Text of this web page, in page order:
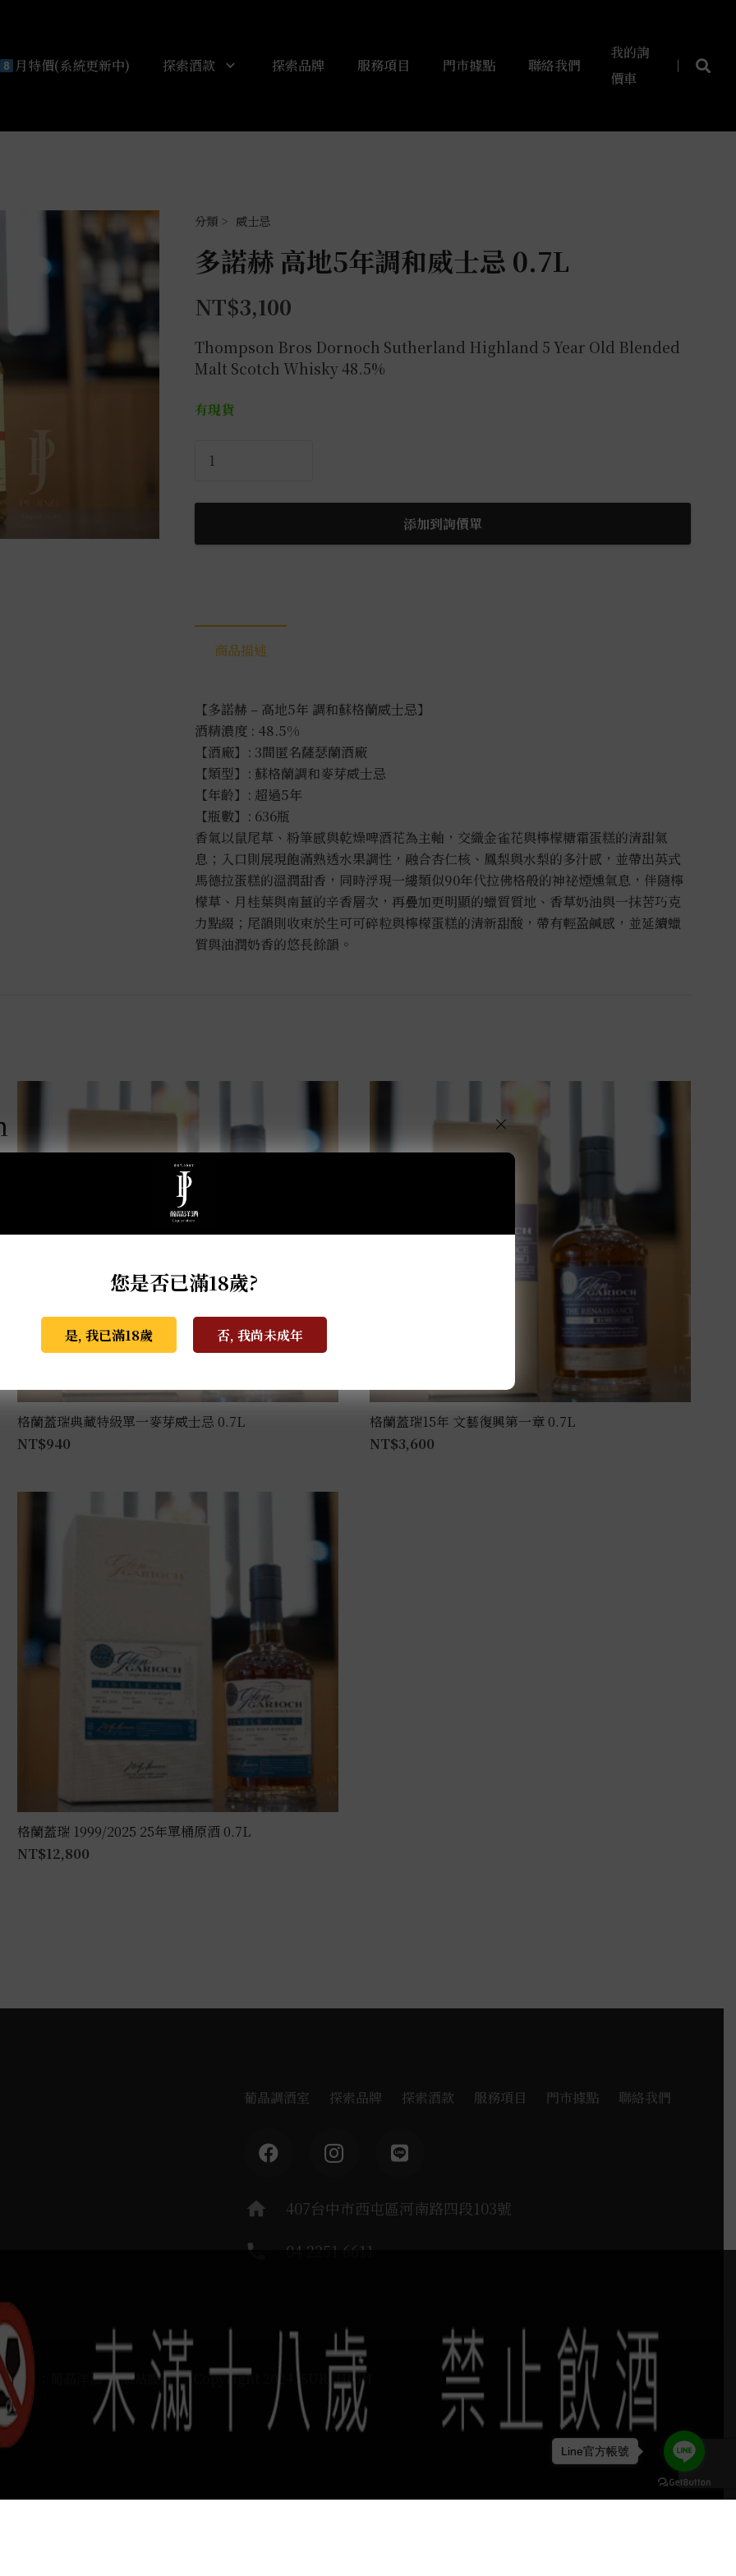
月特價(系統更新中) 探索酒款 探索品牌 服務項目 門市據點 聯絡我們
我的詢
價車
威士忌
多諾赫 高地5年調和威士忌 0.7L
NT$3,100
Thompson Bros Dornoch Sutherland Highland 5 Year Old Blended
Malt Scotch Whisky 48.5%
有現貨
和
0.7L
數
量
添加到詢價單
商品描述
【多諾赫 – 高地5年 調和蘇格蘭威士忌】
酒精濃度 : 48.5%
【酒廠】: 3間匿名薩瑟蘭酒廠
【類型】: 蘇格蘭調和麥芽威士忌
【年齡】: 超過5年
【瓶數】: 636瓶
香氣以鼠尾草、粉筆感與乾燥啤酒花為主軸，交織金雀花與檸檬糖霜蛋糕的清甜氣
息；入口則展現飽滿熟透水果調性，融合杏仁核、鳳梨與水梨的多汁感，並帶出英式
馬德拉蛋糕的溫潤甜香，同時浮現一縷類似90年代拉佛格般的神祕煙燻氣息，伴隨檸
檬草、月桂葉與南薑的辛香層次，再疊加更明顯的蠟質質地、香草奶油與一抹苦巧克
力點綴；尾韻則收束於生可可碎粒與檸檬蛋糕的清新甜酸，帶有輕盈鹹感，並延續蠟
質與油潤奶香的悠長餘韻。
格蘭蓋瑞典藏特級單一麥芽威士忌 0.7L
NT$940
格蘭蓋瑞15年 文藝復興第一章 0.7L
NT$3,600
格蘭蓋瑞 1999/2025 25年單桶原酒 0.7L
NT$12,800
葡晶調酒室 探索品牌 探索酒款 服務項目 門市據點 聯絡我們
home 407台中市西屯區河南路四段103號
phone 04 2251 6611
負責：葡晶洋酒 / 網站設計 Ⓒ Copyright 2024, SUREHIGH
您是否已滿18歲?
是, 我已滿18歲 否, 我尚未成年
×
Line官方帳號